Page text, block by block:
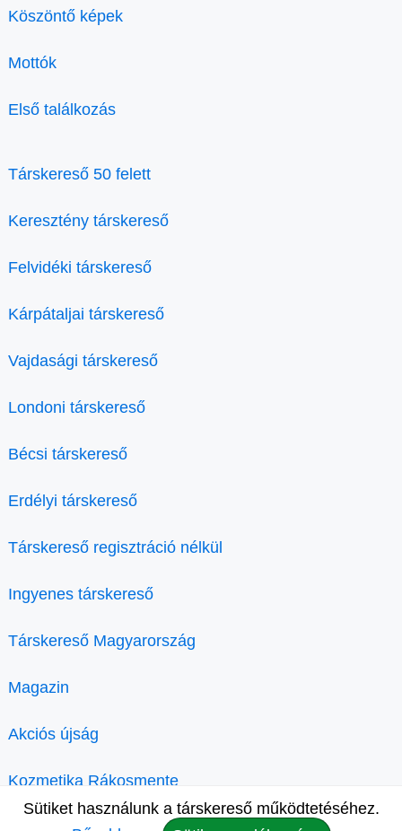
Köszöntő képek
Mottók
Első találkozás
Társkereső 50 felett
Keresztény társkereső
Felvidéki társkereső
Kárpátaljai társkereső
Vajdasági társkereső
Londoni társkereső
Bécsi társkereső
Erdélyi társkereső
Társkereső regisztráció nélkül
Ingyenes társkereső
Társkereső Magyarország
Magazin
Akciós újság
Kozmetika Rákosmente
Sütiket használunk a társkereső működtetéséhez.